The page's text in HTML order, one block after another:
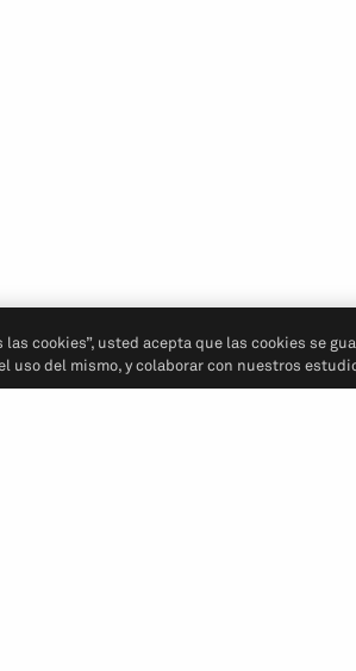
las cookies”, usted acepta que las cookies se
uso del mismo, y colaborar con nuestros